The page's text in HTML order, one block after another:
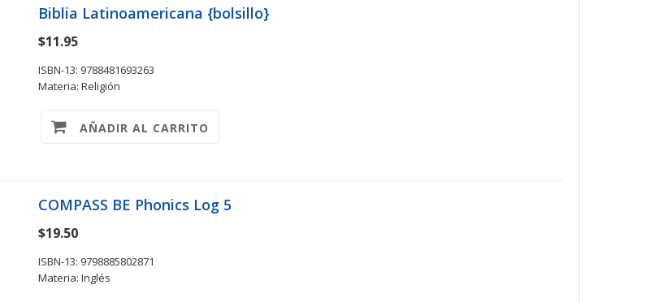
Biblia Latinoamericana {bolsillo}
$11.95
ISBN-13: 9788481693263
Materia: Religión
AÑADIR AL CARRITO
COMPASS BE Phonics Log 5
$19.50
ISBN-13: 9798885802871
Materia: Inglés